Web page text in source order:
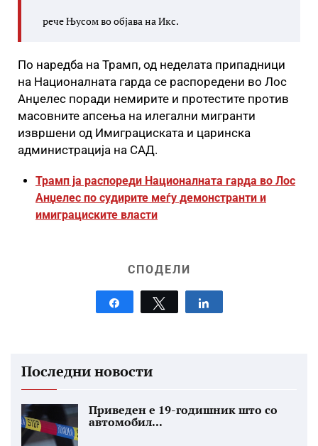
рече Њусом во објава на Икс.
По наредба на Трамп, од неделата припадници
на Националната гарда се распоредени во Лос
Анџелес поради немирите и протестите против
масовните апсења на илегални мигранти
извршени од Имиграциската и царинска
администрација на САД.
Трамп ја распореди Националната гарда во Лос
Анџелес по судирите меѓу демонстранти и
имиграциските власти
СПОДЕЛИ
Tweet
Последни новости
Приведен е 19-годишник што со
автомобил...